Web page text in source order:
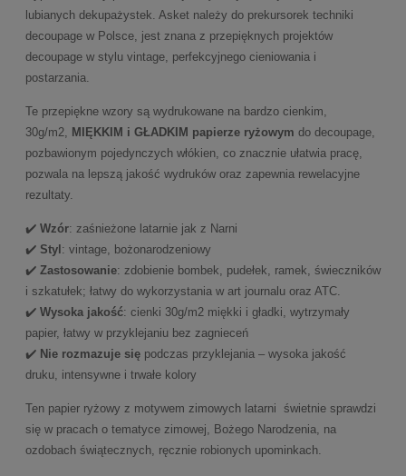
lubianych dekupażystek. Asket należy do prekursorek techniki
decoupage w Polsce, jest znana z przepięknych projektów
decoupage w stylu vintage, perfekcyjnego cieniowania i
postarzania.
Te przepiękne wzory są wydrukowane na bardzo cienkim,
30g/m2, MIĘKKIM i GŁADKIM papierze ryżowym do decoupage,
pozbawionym pojedynczych włókien, co znacznie ułatwia pracę,
pozwala na lepszą jakość wydruków oraz zapewnia rewelacyjne
rezultaty.
✔️ Wzór: zaśnieżone latarnie jak z Narni
✔️ Styl : vintage, bożonarodzeniowy
✔️ Zastosowanie: zdobienie bombek, pudełek, ramek, świeczników
i szkatułek; łatwy do wykorzystania w art journalu oraz ATC.
✔️ Wysoka jakość: cienki 30g/m2 miękki i gładki, wytrzymały
papier, łatwy w przyklejaniu bez zagnieceń
✔️ Nie rozmazuje się podczas przyklejania – wysoka jakość
druku, intensywne i trwałe kolory
Ten papier ryżowy z motywem zimowych latarni świetnie sprawdzi
się w pracach o tematyce zimowej, Bożego Narodzenia, na
ozdobach świątecznych, ręcznie robionych upominkach.